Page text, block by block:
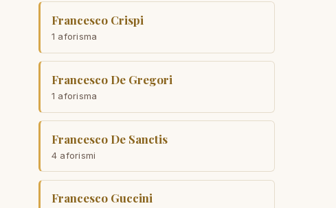
Francesco Crispi
1 aforisma
Francesco De Gregori
1 aforisma
Francesco De Sanctis
4 aforismi
Francesco Guccini